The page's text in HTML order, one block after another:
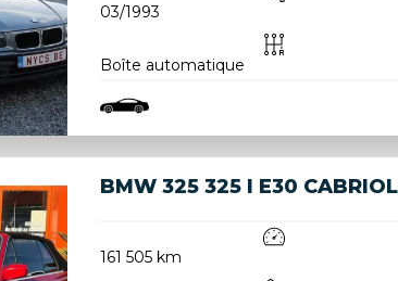
03/1993
Boîte automatique
BMW 325 325 I E30
161 505 km